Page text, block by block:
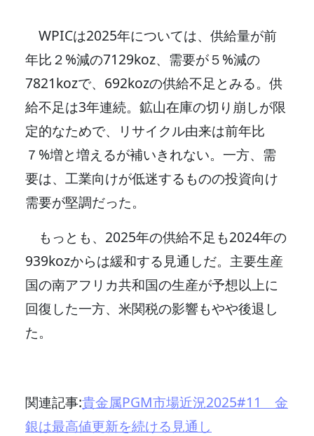
WPICは2025年については、供給量が前
年比２%減の7129koz、需要が５%減の
7821kozで、692kozの供給不足とみる。供
給不足は3年連続。鉱山在庫の切り崩しが限
定的なためで、リサイクル由来は前年比
７%増と増えるが補いきれない。一方、需
要は、工業向けが低迷するものの投資向け
需要が堅調だった。
もっとも、2025年の供給不足も2024年の
939kozからは緩和する見通しだ。主要生産
国の南アフリカ共和国の生産が予想以上に
回復した一方、米関税の影響もやや後退し
た。
関連記事:貴金属PGM市場近況2025#11 金
銀は最高値更新を続ける見通し